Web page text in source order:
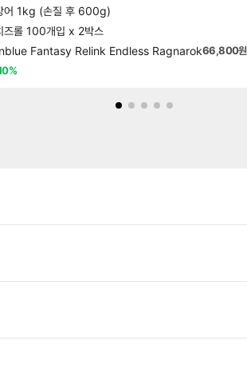
어 1kg (손질 후 600g)
롤 100개입 x 2박스
Fantasy Relink Endless Ragnarok66,800원